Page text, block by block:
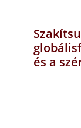
és a